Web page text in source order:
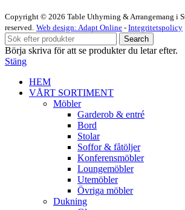
Copyright © 2026 Table Uthyrning & Arrangemang i
reserved​​. Web design: Adapt Online - Integritetspolicy
Search
Börja skriva för att se produkter du letar efter.
Stäng
HEM
VÅRT SORTIMENT
Möbler
Garderob & entré
Bord
Stolar
Soffor & fåtöljer
Konferensmöbler
Loungemöbler
Utemöbler
Övriga möbler
Dukning